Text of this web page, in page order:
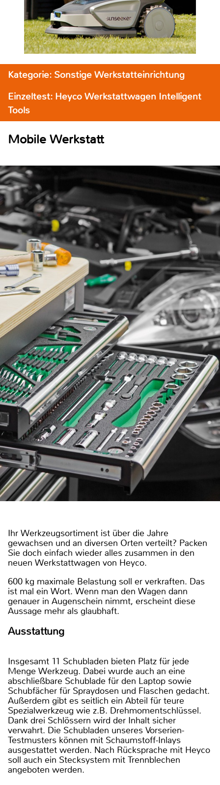
Kategorie: Sonstige Werkstatteinrichtung
Einzeltest: Heyco Werkstattwagen Intelligent
Tools
Mobile Werkstatt
Ihr Werkzeugsortiment ist über die Jahre
gewachsen und an diversen Orten verteilt? Packen
Sie doch einfach wieder alles zusammen in den
neuen Werkstattwagen von Heyco.
600 kg maximale Belastung soll er verkraften. Das
ist mal ein Wort. Wenn man den Wagen dann
genauer in Augenschein nimmt, erscheint diese
Aussage mehr als glaubhaft.
Ausstattung
Insgesamt 11 Schubladen bieten Platz für jede
Menge Werkzeug. Dabei wurde auch an eine
abschließbare Schublade für den Laptop sowie
Schubfächer für Spraydosen und Flaschen gedacht.
Außerdem gibt es seitlich ein Abteil für teure
Spezialwerkzeug wie z.B. Drehmomentschlüssel.
Dank drei Schlössern wird der Inhalt sicher
verwahrt. Die Schubladen unseres Vorserien-
Testmusters können mit Schaumstoff-Inlays
ausgestattet werden. Nach Rücksprache mit Heyco
soll auch ein Stecksystem mit Trennblechen
angeboten werden.